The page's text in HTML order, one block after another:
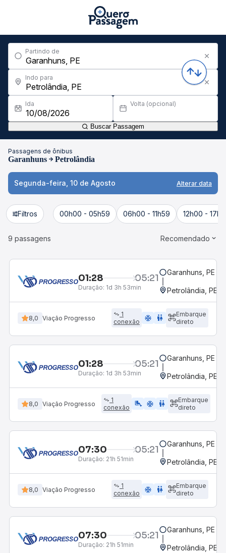
Partindo de
Indo para
Ida Volta (opcional)
Buscar Passagem
Passagens de ônibus
Garanhuns Petrolândia
Segunda-feira, 10 de Agosto Alterar data
Filtros 00h00 - 05h59 06h00 - 11h59 12h00 -
9 passagens Recomendado
01:28 05:21
Duração: 1d 3h 53min
Garanhuns, PE
Petrolândia, PE
8,0 Viação Progresso
1
conexão
ac_unit wc
Embarque
direto
01:28 05:21
Duração: 1d 3h 53min
Garanhuns, PE
Petrolândia, PE
8,0 Viação Progresso
1
conexão
airline_seat_legroom_extra ac_unit wc
Embarque
direto
07:30 05:21
Duração: 21h 51min
Garanhuns, PE
Petrolândia, PE
8,0 Viação Progresso
1
conexão
ac_unit wc
Embarque
direto
07:30 05:21
Duração: 21h 51min
Garanhuns, PE
Petrolândia, PE